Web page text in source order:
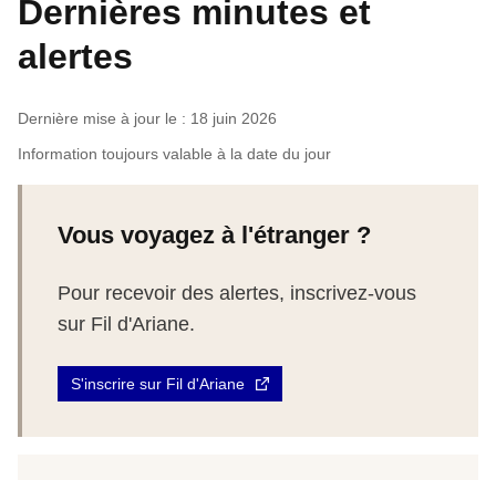
pays
Dernières minutes et
alertes
Dernière mise à jour le : 18 juin 2026
Information toujours valable à la date du jour
Vous voyagez à l'étranger ?
Pour recevoir des alertes, inscrivez-vous
sur Fil d'Ariane.
S'inscrire sur Fil d'Ariane